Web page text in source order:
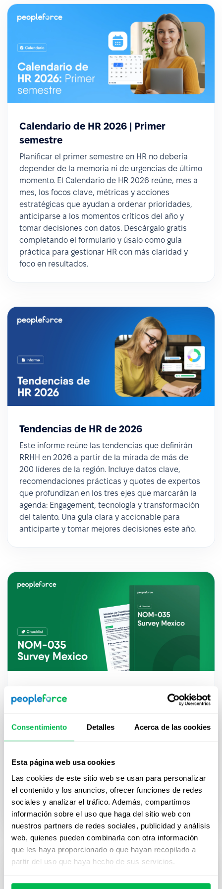
Consentimiento Detalles Acerca de las cookies
Esta página web usa cookies
Las cookies de este sitio web se usan para personalizar
el contenido y los anuncios, ofrecer funciones de redes
sociales y analizar el tráfico. Además, compartimos
información sobre el uso que haga del sitio web con
nuestros partners de redes sociales, publicidad y análisis
web, quienes pueden combinarla con otra información
que les haya proporcionado o que hayan recopilado a
partir del uso que haya hecho de sus servicios.
Calendario de HR 2026 | Primer
semestre
Planificar el primer semestre en HR no debería
depender de la memoria ni de urgencias de último
momento. El Calendario de HR 2026 reúne, mes a
mes, los focos clave, métricas y acciones
estratégicas que ayudan a ordenar prioridades,
anticiparse a los momentos críticos del año y
tomar decisiones con datos. Descárgalo gratis
completando el formulario y úsalo como guía
práctica para gestionar HR con más claridad y
foco en resultados.
Tendencias de HR de 2026
Este informe reúne las tendencias que definirán
RRHH en 2026 a partir de la mirada de más de
200 líderes de la región. Incluye datos clave,
recomendaciones prácticas y quotes de expertos
que profundizan en los tres ejes que marcarán la
agenda: Engagement, tecnología y transformación
del talento. Una guía clara y accionable para
anticiparte y tomar mejores decisiones este año.
Modelos de Cuestionarios Norma
Oficial Mexicana-035
Cumplir con la NOM-035-STPS-2018 es clave para
recomendados por la normativa para identificar
detectar casos de trabajadores expuestos a
acontecimientos traumáticos, fortaleciendo así la
salud y el bienestar de tu equipo.